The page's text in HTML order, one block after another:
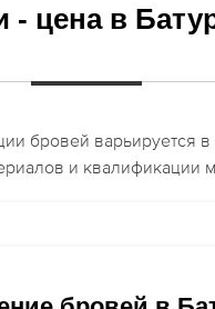
- цена в
бровей варьируется в
и квалификации